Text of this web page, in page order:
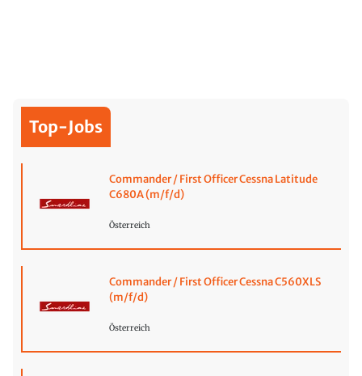
Top-Jobs
Commander / First Officer Cessna Latitude
C680A (m/f/d)
Österreich
Commander / First Officer Cessna C560XLS
(m/f/d)
Österreich